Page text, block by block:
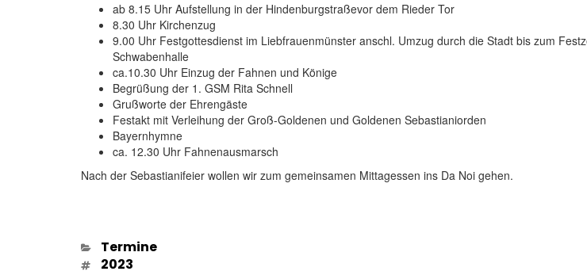
ab 8.15 Uhr Aufstellung in der Hindenburgstraßevor dem Rieder Tor
8.30 Uhr Kirchenzug
9.00 Uhr Festgottesdienst im Liebfrauenmünster anschl. Umzug durch die Stadt bis zum
Schwabenhalle
ca.10.30 Uhr Einzug der Fahnen und Könige
Begrüßung der 1. GSM Rita Schnell
Grußworte der Ehrengäste
Festakt mit Verleihung der Groß-Goldenen und Goldenen Sebastianiorden
Bayernhymne
ca. 12.30 Uhr Fahnenausmarsch
Nach der Sebastianifeier wollen wir zum gemeinsamen Mittagessen ins Da Noi gehen.
Kategorien
Termine
Schlagwörter
2023